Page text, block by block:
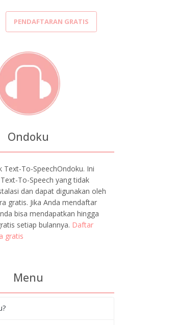
PENDAFTARAN GRATIS
Ondoku
Text-To-SpeechOndoku. Ini
To-Speech yang tidak
dan dapat digunakan oleh
gratis. Jika Anda mendaftar
bisa mendapatkan hingga
setiap bulannya. Daftar
gratis
Menu